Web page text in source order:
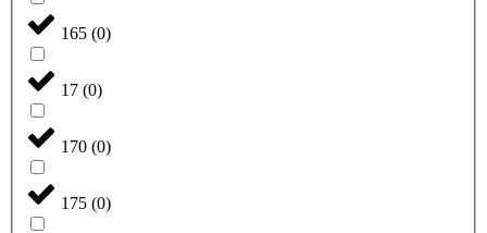
165 (0)
17 (0)
170 (0)
175 (0)